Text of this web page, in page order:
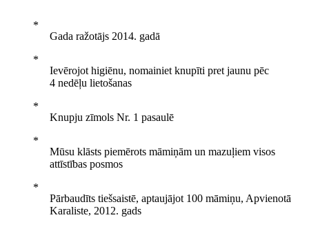
Gada ražotājs 2014. gadā
Ievērojot higiēnu, nomainiet knupīti pret jaunu pēc
4 nedēļu lietošanas
Knupju zīmols Nr. 1 pasaulē
Mūsu klāsts piemērots māmiņām un mazuļiem visos
attīstības posmos
Pārbaudīts tiešsaistē, aptaujājot 100 māmiņu, Apvienotā
Karaliste, 2012. gads